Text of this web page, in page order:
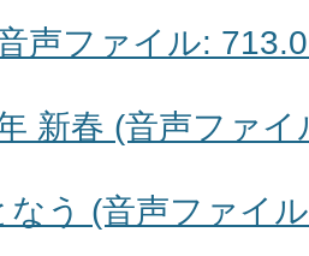
声ファイル:
新春 (音声ファ
なう (音声ファイ